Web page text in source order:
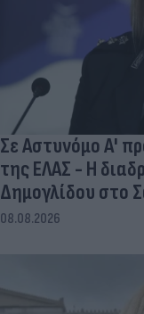
Σε Αστυνόμο Α'
της ΕΛΑΣ - Η
Δημογλίδου στο
08.08.2026